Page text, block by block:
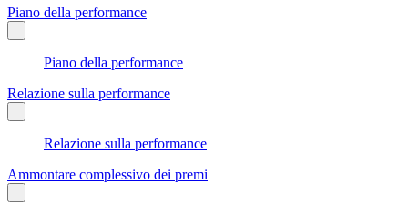
Piano della performance
Piano della performance
Relazione sulla performance
Relazione sulla performance
Ammontare complessivo dei premi